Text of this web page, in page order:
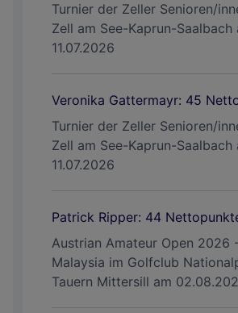
Turnier der Zeller Senioren/
Zell am See-Kaprun-Saalbach
11.07.2026
Veronika Gattermayr: 45
Turnier der Zeller Senioren/
Zell am See-Kaprun-Saalbach
11.07.2026
Patrick Ripper: 44
Austrian Amateur Open 2026
Malaysia im Golfclub
Tauern Mittersill am